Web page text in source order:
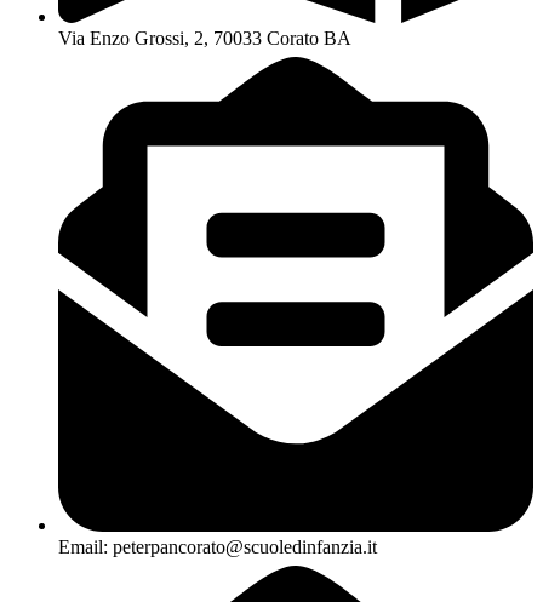
Via Enzo Grossi, 2, 70033 Corato BA
Email: peterpancorato@scuoledinfanzia.it